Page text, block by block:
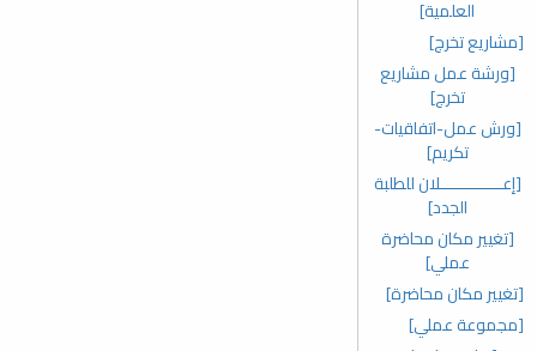
العلمية]
[مشاريع تخرج]
[ورشة عمل مشاريع
تخرج]
[ورش عمل-اتفاقيات-
تكريم]
[إعـــــــــــــلان للطلبة
الجدد]
[تغيير مكان محاضرة
عملي]
[تغيير مكان محاضرة]
[مجموعة عملي]